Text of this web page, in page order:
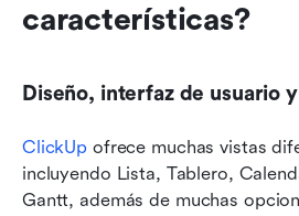
características?
Diseño, interfaz de usuario
ClickUp ofrece muchas vistas
incluyendo Lista, Tablero,
Gantt, además de muchas